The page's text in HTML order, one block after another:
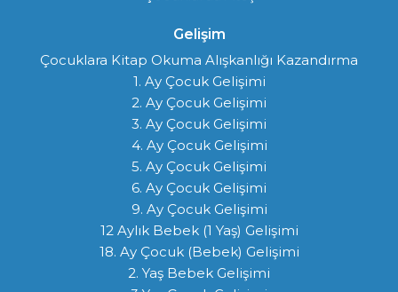
Gelişim
Çocuklara Kitap Okuma Alışkanlığı Kazandırma
1. Ay Çocuk Gelişimi
2. Ay Çocuk Gelişimi
3. Ay Çocuk Gelişimi
4. Ay Çocuk Gelişimi
5. Ay Çocuk Gelişimi
6. Ay Çocuk Gelişimi
9. Ay Çocuk Gelişimi
12 Aylık Bebek (1 Yaş) Gelişimi
18. Ay Çocuk (Bebek) Gelişimi
2. Yaş Bebek Gelişimi